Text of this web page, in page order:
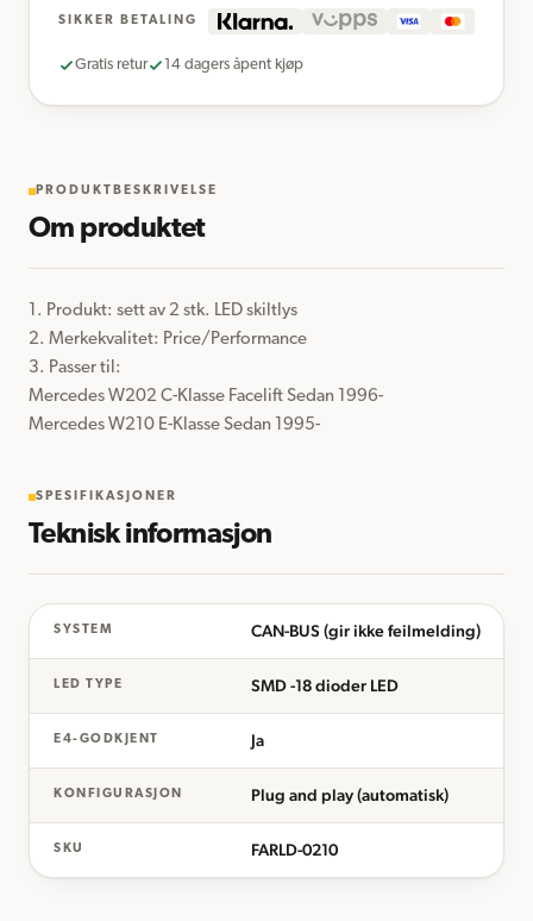
SIKKER BETALING
Gratis retur 14 dagers åpent kjøp
PRODUKTBESKRIVELSE
Om produktet
1. Produkt: sett av 2 stk. LED skiltlys
2. Merkekvalitet: Price/Performance
3. Passer til:
Mercedes W202 C-Klasse Facelift Sedan 1996-
Mercedes W210 E-Klasse Sedan 1995-
SPESIFIKASJONER
Teknisk informasjon
SYSTEM CAN-BUS (gir ikke feilmelding)
LED TYPE SMD -18 dioder LED
E4-GODKJENT Ja
KONFIGURASJON Plug and play (automatisk)
SKU FARLD-0210